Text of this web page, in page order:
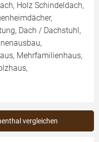
Holz Schindeldach,
Dach / Dachstuhl,
Mehrfamilienhaus,
vergleichen